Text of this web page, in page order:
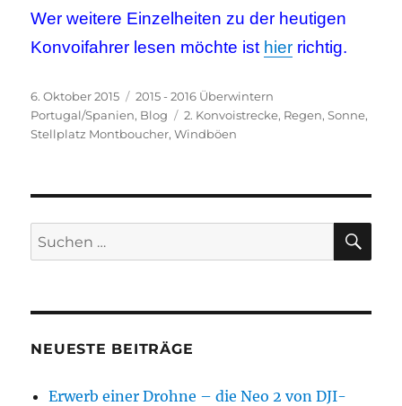
Wer weitere Einzelheiten zu der heutigen
Konvoifahrer lesen möchte ist hier richtig.
Veröffentlicht
am
6. Oktober 2015 Kategorien
2015 - 2016 Überwintern
Portugal/Spanien, Blog Schlagwörter
2. Konvoistrecke, Regen,Sonne,
Stellplatz Montboucher,Windböen
Suchen
nach:
NEUESTE BEITRÄGE
Erwerb einer Drohne – die Neo 2 von DJI-